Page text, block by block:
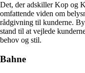
Det, der adskiller Kop og
omfattende viden om
rådgivning til kunderne.
stand til at vejlede
behov og stil.
Bahne